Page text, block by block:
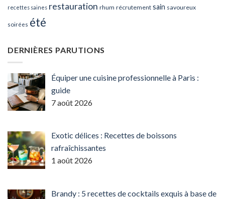
recettes saines restauration rhum récrutement sain savoureux
soirées été
DERNIÈRES PARUTIONS
Équiper une cuisine professionnelle à Paris :
guide
7 août 2026
Exotic délices : Recettes de boissons
rafraîchissantes
1 août 2026
Brandy : 5 recettes de cocktails exquis à base de